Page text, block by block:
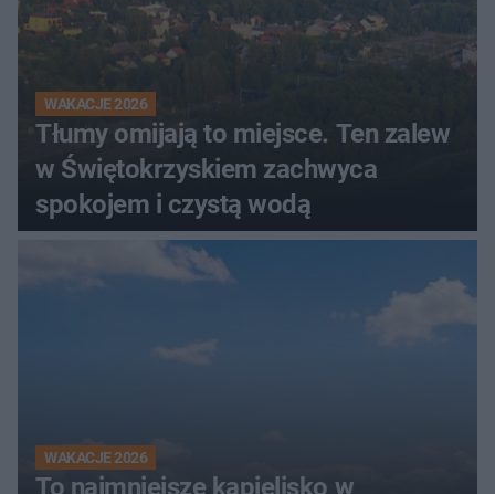
WAKACJE 2026
Tłumy omijają to miejsce. Ten zalew
w Świętokrzyskiem zachwyca
spokojem i czystą wodą
WAKACJE 2026
To najmniejsze kąpielisko w